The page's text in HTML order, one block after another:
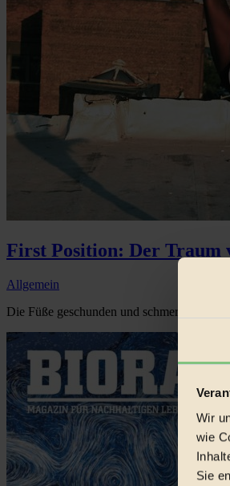
Wir
wie
Sie
First Position: Der Traum
Allgemein
Die Füße geschunden und schmerzende